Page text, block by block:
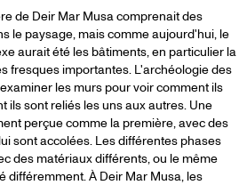
de Deir Mar Musa comprenait des
le paysage, mais comme aujourd'hui, le
aurait été les bâtiments, en particulier la
fresques importantes. L'archéologie des
les murs pour voir comment ils
ils sont reliés les uns aux autres. Une
perçue comme la première, avec des
sont accolées. Les différentes phases
des matériaux différents, ou le même
différemment. À Deir Mar Musa, les